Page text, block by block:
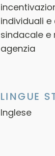
individuali
sindacale e
agenzia
LINGUE
Inglese